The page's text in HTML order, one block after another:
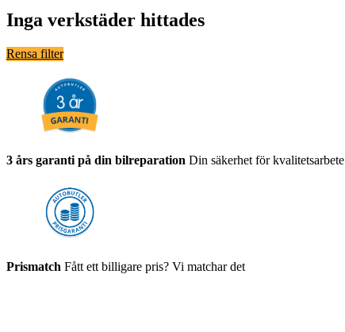
Inga verkstäder hittades
Rensa filter
3 års garanti på din bilreparation Din säkerhet för kvalitetsarbete
Prismatch Fått ett billigare pris? Vi matchar det